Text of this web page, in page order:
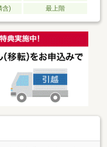
含) 最上階